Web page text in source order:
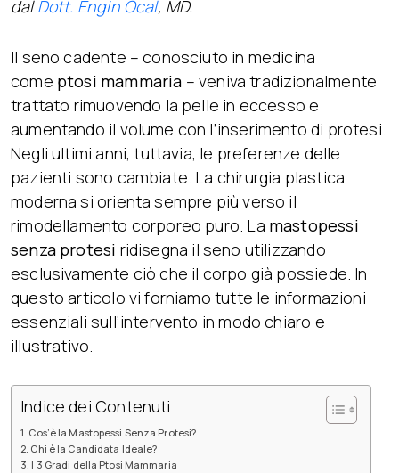
dalDott. Engin Öcal, MD.
Il seno cadente – conosciuto in medicina
come ptosi mammaria – veniva tradizionalmente
trattato rimuovendo la pelle in eccesso e
aumentando il volume con l’inserimento di protesi.
Negli ultimi anni, tuttavia, le preferenze delle
pazienti sono cambiate. La chirurgia plastica
moderna si orienta sempre più verso il
rimodellamento corporeo puro. La mastopessi
senza protesi ridisegna il seno utilizzando
esclusivamente ciò che il corpo già possiede. In
questo articolo vi forniamo tutte le informazioni
essenziali sull’intervento in modo chiaro e
illustrativo.
Indice dei Contenuti
Cos’è la Mastopessi Senza Protesi?
Chi è la Candidata Ideale?
I 3 Gradi della Ptosi Mammaria